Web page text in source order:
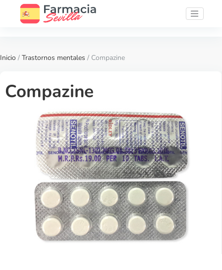
Inicio / Trastornos mentales / Compazine
Compazine